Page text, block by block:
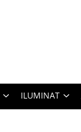
ILUMINAT